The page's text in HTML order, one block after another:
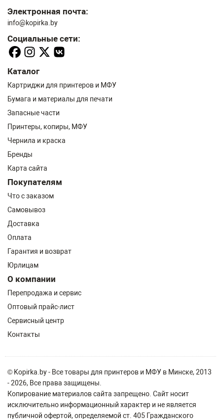
Электронная почта:
info@kopirka.by
Социальные сети:
Каталог
Картриджи для принтеров и МФУ
Бумага и материалы для печати
Запасные части
Принтеры, копиры, МФУ
Чернила и краска
Бренды
Карта сайта
Покупателям
Что с заказом
Самовывоз
Доставка
Оплата
Гарантия и возврат
Юрлицам
О компании
Перепродажа и сервис
Оптовый прайс-лист
Сервисный центр
Контакты
© Kopirka.by - Все товары для принтеров и МФУ в Минске, 2013
- 2026, Все права защищены.
Копирование материалов сайта запрещено. Сайт носит
исключительно информационный характер и не является
публичной офертой, определяемой ст. 405 Гражданского